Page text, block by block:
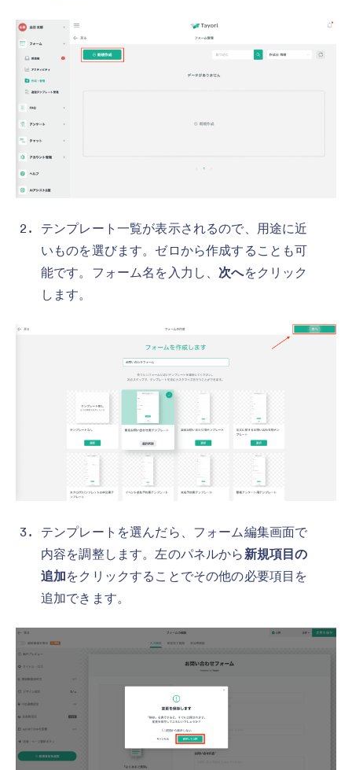
テンプレート一覧が表示されるので、用途に近
いものを選びます。ゼロから作成することも可
能です。フォーム名を入力し、 次へをクリック
します。
テンプレートを選んだら、フォーム編集画面で
内容を調整します。左のパネルから 新規項目の
追加をクリックすることでその他の必要項目を
追加できます。